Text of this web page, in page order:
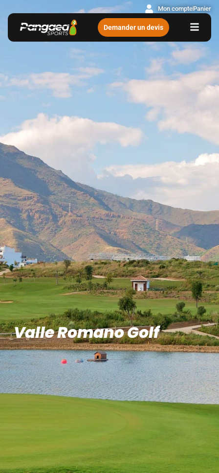
Mon comptePanier
Demander un devis
Valle Romano Golf